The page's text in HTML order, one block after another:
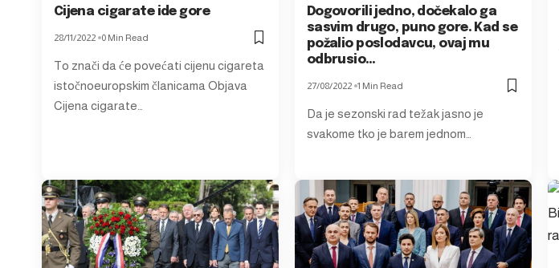
Cijena cigarate ide gore
28/11/2022 0 Min Read
To znači da će povećati cijenu cigareta
istočnoeuropskim članicama Objava
Cijena cigarate…
Dogovorili jedno, dočekalo ga
sasvim drugo, puno gore. Kad se
požalio poslodavcu, ovaj mu
odbrusio…
27/08/2022 1 Min Read
Da je sezonski rad težak jasno je
svakome tko je barem jednom…